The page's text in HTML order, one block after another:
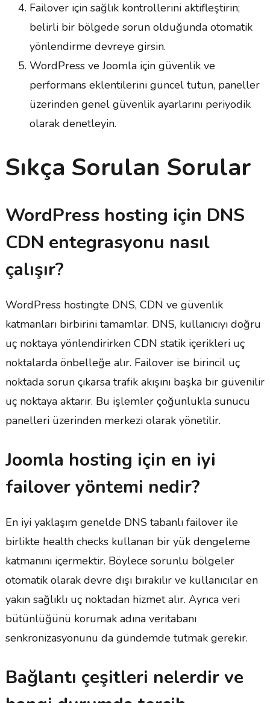
Failover için sağlık kontrollerini aktifleştirin;
belirli bir bölgede sorun olduğunda otomatik
yönlendirme devreye girsin.
WordPress ve Joomla için güvenlik ve
performans eklentilerini güncel tutun, paneller
üzerinden genel güvenlik ayarlarını periyodik
olarak denetleyin.
Sıkça Sorulan Sorular
WordPress hosting için DNS
CDN entegrasyonu nasıl
çalışır?
WordPress hostingte DNS, CDN ve güvenlik
katmanları birbirini tamamlar. DNS, kullanıcıyı doğru
uç noktaya yönlendirirken CDN statik içerikleri uç
noktalarda önbelleğe alır. Failover ise birincil uç
noktada sorun çıkarsa trafik akışını başka bir güvenilir
uç noktaya aktarır. Bu işlemler çoğunlukla sunucu
panelleri üzerinden merkezi olarak yönetilir.
Joomla hosting için en iyi
failover yöntemi nedir?
En iyi yaklaşım genelde DNS tabanlı failover ile
birlikte health checks kullanan bir yük dengeleme
katmanını içermektir. Böylece sorunlu bölgeler
otomatik olarak devre dışı bırakılır ve kullanıcılar en
yakın sağlıklı uç noktadan hizmet alır. Ayrıca veri
bütünlüğünü korumak adına veritabanı
senkronizasyonunu da gündemde tutmak gerekir.
Bağlantı çeşitleri nelerdir ve